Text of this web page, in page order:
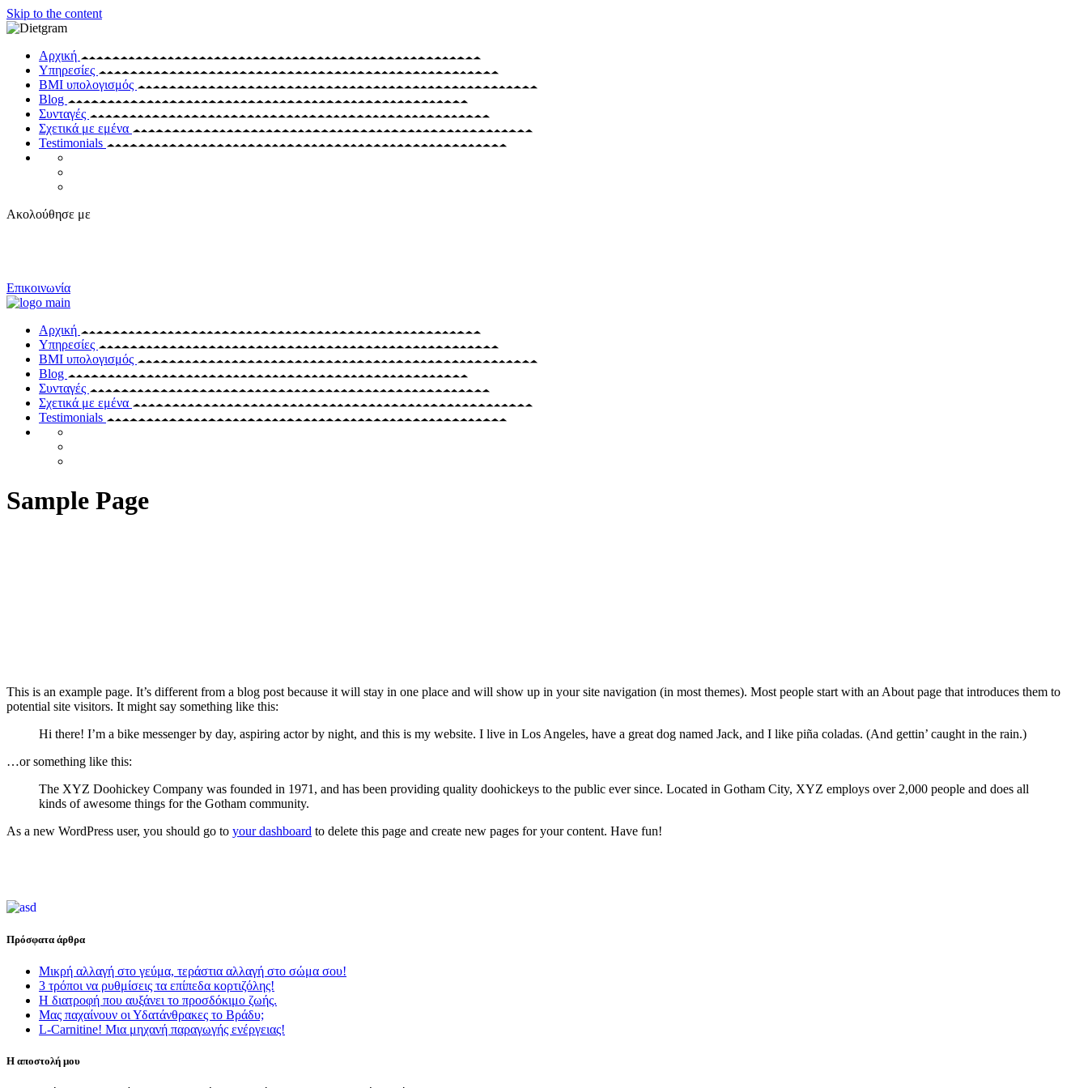
Skip to the content
Αρχική
Υπηρεσίες
BMI υπολογισμός
Blog
Συνταγές
Σχετικά με εμένα
Testimonials
Ακολούθησε με
Επικοινωνία
Αρχική
Υπηρεσίες
BMI υπολογισμός
Blog
Συνταγές
Σχετικά με εμένα
Testimonials
Sample Page
This is an example page. It’s different from a blog post because it will stay in one place and will show up in your site navigation (in most themes). Most people start with an About page that introduces them to
potential site visitors. It might say something like this:
Hi there! I’m a bike messenger by day, aspiring actor by night, and this is my website. I live in Los Angeles, have a great dog named Jack, and I like piña coladas. (And gettin’ caught in the rain.)
…or something like this:
The XYZ Doohickey Company was founded in 1971, and has been providing quality doohickeys to the public ever since. Located in Gotham City, XYZ employs over 2,000 people and does all
kinds of awesome things for the Gotham community.
As a new WordPress user, you should go to your dashboard to delete this page and create new pages for your content. Have fun!
Πρόσφατα άρθρα
Μικρή αλλαγή στο γεύμα, τεράστια αλλαγή στο σώμα σου!
3 τρόποι να ρυθμίσεις τα επίπεδα κορτιζόλης!
Η διατροφή που αυξάνει το προσδόκιμο ζωής.
Μας παχαίνουν οι Υδατάνθρακες το Βράδυ;
L-Carnitine! Μια μηχανή παραγωγής ενέργειας!
Η αποστολή μου